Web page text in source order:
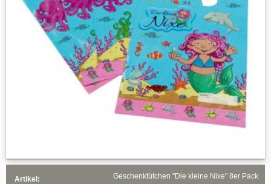
Artikel: Geschenktütchen "Die kleine Nixe" 8er Pack